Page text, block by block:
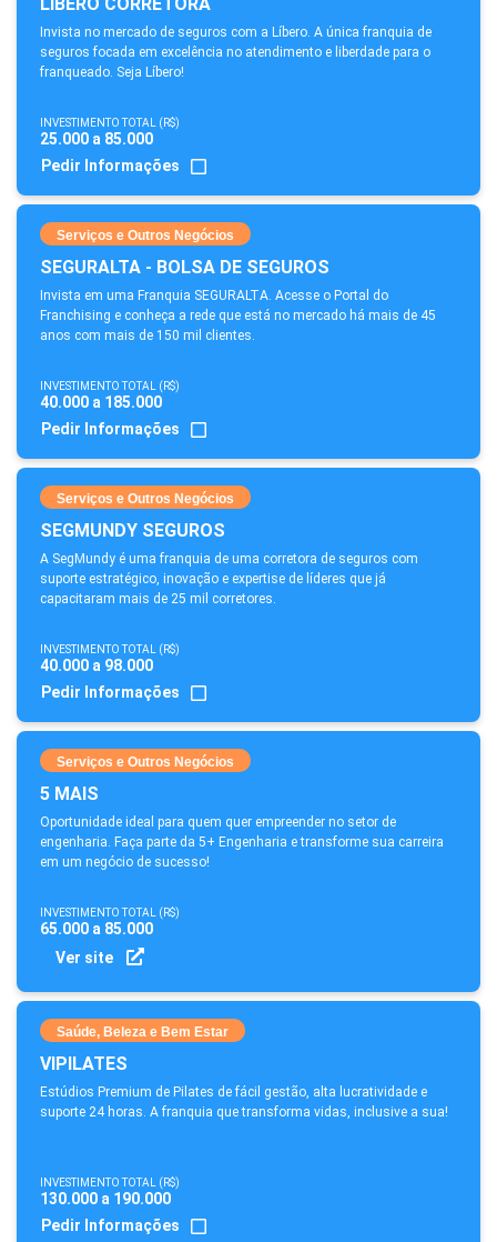
Invista no mercado de seguros com a Líbero. A única franquia de
seguros focada em excelência no atendimento e liberdade para o
franqueado. Seja Líbero!
INVESTIMENTO TOTAL (R$)
25.000 a 85.000
Pedir Informações
Serviços e Outros Negócios
SEGURALTA - BOLSA DE SEGUROS
Invista em uma Franquia SEGURALTA. Acesse o Portal do
Franchising e conheça a rede que está no mercado há mais de 45
anos com mais de 150 mil clientes.
INVESTIMENTO TOTAL (R$)
40.000 a 185.000
Pedir Informações
Serviços e Outros Negócios
SEGMUNDY SEGUROS
A SegMundy é uma franquia de uma corretora de seguros com
suporte estratégico, inovação e expertise de líderes que já
capacitaram mais de 25 mil corretores.
INVESTIMENTO TOTAL (R$)
40.000 a 98.000
Pedir Informações
Serviços e Outros Negócios
5 MAIS
Oportunidade ideal para quem quer empreender no setor de
engenharia. Faça parte da 5+ Engenharia e transforme sua carreira
em um negócio de sucesso!
INVESTIMENTO TOTAL (R$)
65.000 a 85.000
Ver site
Saúde, Beleza e Bem Estar
VIPILATES
Estúdios Premium de Pilates de fácil gestão, alta lucratividade e
suporte 24 horas. A franquia que transforma vidas, inclusive a sua!
INVESTIMENTO TOTAL (R$)
130.000 a 190.000
Pedir Informações